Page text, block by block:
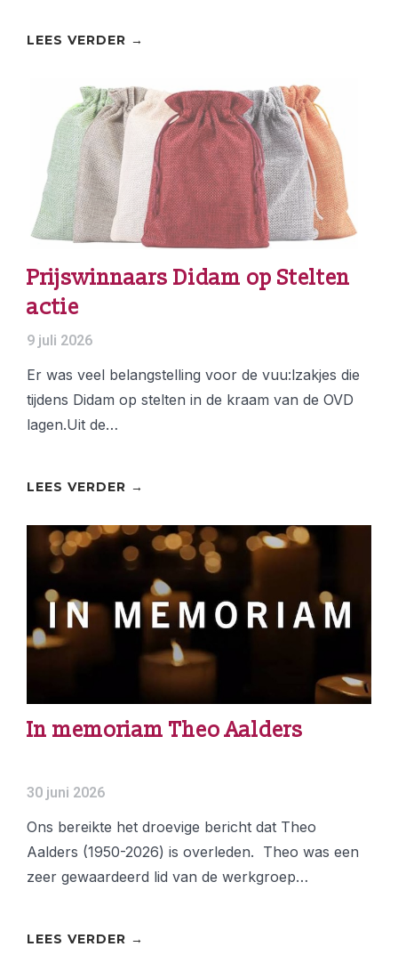
LEES VERDER →
Prijswinnaars Didam op Stelten
actie
9 juli 2026
Er was veel belangstelling voor de vuu:lzakjes die
tijdens Didam op stelten in de kraam van de OVD
lagen.Uit de…
LEES VERDER →
In memoriam Theo Aalders
30 juni 2026
Ons bereikte het droevige bericht dat Theo
Aalders (1950-2026) is overleden. Theo was een
zeer gewaardeerd lid van de werkgroep…
LEES VERDER →